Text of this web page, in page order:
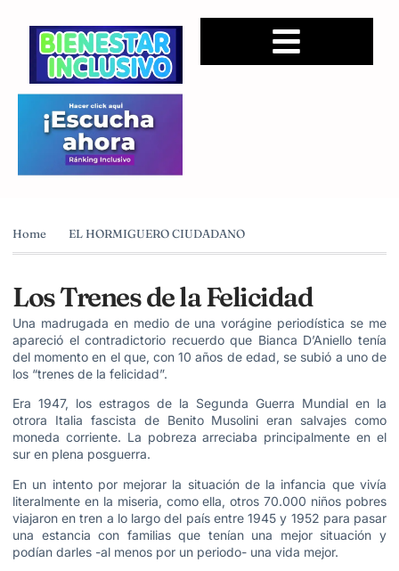
Home EL HORMIGUERO CIUDADANO
Los Trenes de la Felicidad
Una madrugada en medio de una vorágine periodística se me
apareció el contradictorio recuerdo que Bianca D’Aniello tenía
del momento en el que, con 10 años de edad, se subió a uno de
los “trenes de la felicidad”.
Era 1947, los estragos de la Segunda Guerra Mundial en la
otrora Italia fascista de Benito Musolini eran salvajes como
moneda corriente. La pobreza arreciaba principalmente en el
sur en plena posguerra.
En un intento por mejorar la situación de la infancia que vivía
literalmente en la miseria, como ella, otros 70.000 niños pobres
viajaron en tren a lo largo del país entre 1945 y 1952 para pasar
una estancia con familias que tenían una mejor situación y
podían darles -al menos por un periodo- una vida mejor.